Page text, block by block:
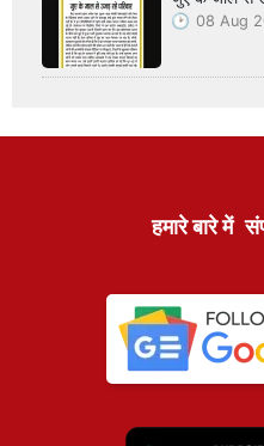
08 Aug
हमारे बारे में